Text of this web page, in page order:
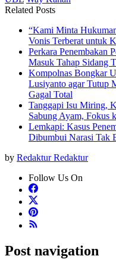
Related Posts
“Kami Minta
Vonis Terberat untuk
Perkara Penembakan
Masuk Tahap Sidang
Kompolnas Bongkar
Lusiyanto agar Tutup
Gagal Total
Tanggapi Isu Miring,
Sabung Ayam, Fokus
Lemkapi: Kasus
Dibumbui Narasi Tak
by Redaktur Redaktur
Follow Us On
Post navigation